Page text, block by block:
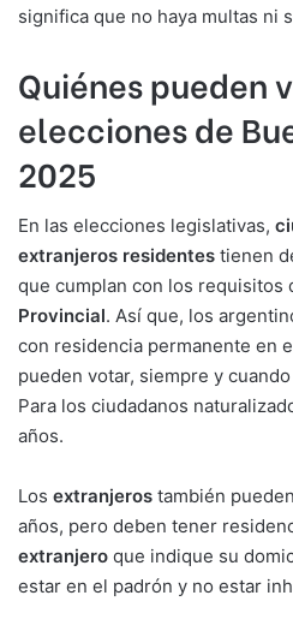
significa que no haya multas ni
Quiénes pueden
elecciones de
2025
En las elecciones legislativas,
extranjeros residentes tienen
que cumplan con los requisitos
Provincial. Así que, los
con residencia permanente en
pueden votar, siempre y
Para los ciudadanos
años.
Los extranjeros también
años, pero deben tener
extranjero que indique su
estar en el padrón y no estar